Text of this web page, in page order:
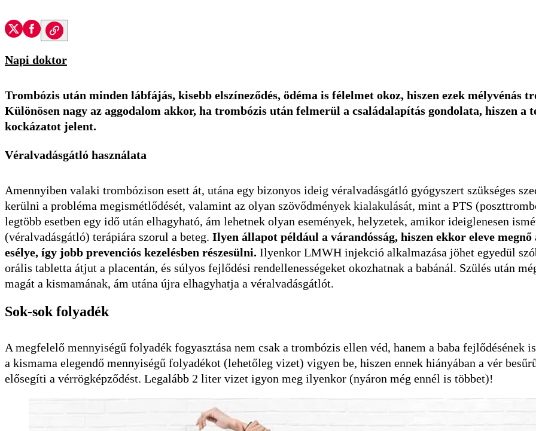
Napi doktor
Trombózis után minden lábfájás, kisebb elszíneződés, ödéma is félelmet okoz, hiszen ezek mélyvénás
Különösen nagy az aggodalom akkor, ha trombózis után felmerül a családalapítás gondolata, hiszen a
kockázatot jelent.
Véralvadásgátló használata
Amennyiben valaki trombózison esett át, utána egy bizonyos ideig véralvadásgátló gyógyszert szükséges
kerülni a probléma megismétlődését, valamint az olyan szövődmények kialakulását, mint a PTS
legtöbb esetben egy idő után elhagyható, ám lehetnek olyan események, helyzetek, amikor ideiglenesen
(véralvadásgátló) terápiára szorul a beteg. Ilyen állapot például a várandósság, hiszen ekkor eleve megnő
esélye, így jobb prevenciós kezelésben részesülni. Ilyenkor LMWH injekció alkalmazása jöhet egyedül
orális tabletta átjut a placentán, és súlyos fejlődési rendellenességeket okozhatnak a babánál. Szülés után
magát a kismamának, ám utána újra elhagyhatja a véralvadásgátlót.
Sok-sok folyadék
A megfelelő mennyiségű folyadék fogyasztása nem csak a trombózis ellen véd, hanem a baba fejlődésének
a kismama elegendő mennyiségű folyadékot (lehetőleg vizet) vigyen be, hiszen ennek hiányában a vér
elősegíti a vérrögképződést. Legalább 2 liter vizet igyon meg ilyenkor (nyáron még ennél is többet)!